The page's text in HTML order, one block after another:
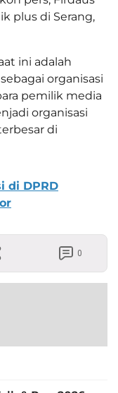
plus di Serang,
ini adalah
organisasi
pemilik media
organisasi
di
di DPRD
0